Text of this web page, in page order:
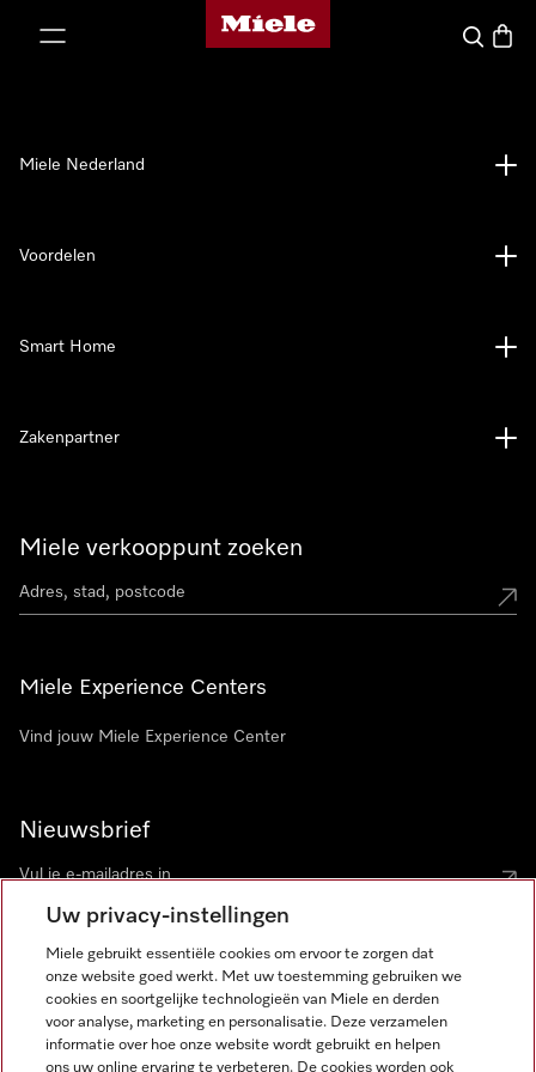
Homepage van Miele
Wat zoek
Miele verkooppunt zoeken
Miele Experience Centers
Vind jouw Miele Experience Center
Nieuwsbrief
Miele Nederland
Voordelen
Smart Home
Zakenpartner
Miele op Instagram
Miele op Facebook
Miele op Youtube
Uw privacy-instellingen
Miele gebruikt essentiële cookies om ervoor te zorgen dat
onze website goed werkt. Met uw toestemming gebruiken we
cookies en soortgelijke technologieën van Miele en derden
voor analyse, marketing en personalisatie. Deze verzamelen
informatie over hoe onze website wordt gebruikt en helpen
ons uw online ervaring te verbeteren. De cookies worden ook